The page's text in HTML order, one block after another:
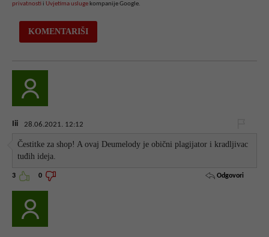
privatnosti i Uvjetima usluge kompanije Google.
Iii 28.06.2021. 12:12
Čestitke za shop! A ovaj Deumelody je obični plagijator i kradljivac
tuđih ideja.
3 0 Odgovori